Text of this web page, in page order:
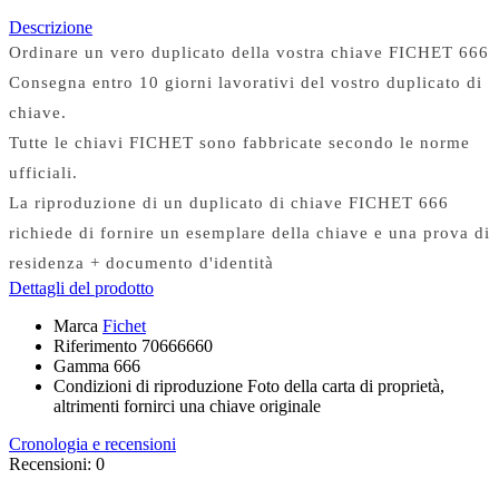
Descrizione
Ordinare un vero duplicato della vostra chiave FICHET 666
Consegna entro 10 giorni lavorativi del vostro duplicato di
chiave.
Tutte le chiavi FICHET sono fabbricate secondo le norme
ufficiali.
La riproduzione di un duplicato di chiave FICHET 666
richiede di fornire un esemplare della chiave e una prova di
residenza + documento d'identità
Dettagli del prodotto
Marca Fichet
Riferimento 70666660
Gamma 666
Condizioni di riproduzione Foto della carta di proprietà,
altrimenti fornirci una chiave originale
Cronologia e recensioni
Recensioni: 0